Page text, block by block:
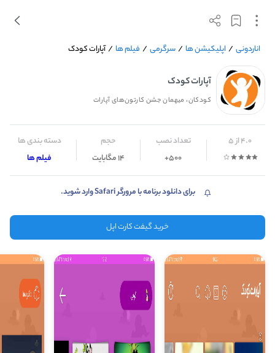
اناردونی / اپلیکیشن ها /سرگرمی / فیلم ها /آپارات کودک
آپارات کودک
کودکان، میهمان جشن کارتون‌های آپارات
4.0 از 5 تعداد نصب
500+
حجم
14 مگابایت
دسته بندی ها
فیلم ها
برای دانلود برنامه با مرورگر Safari وارد شوید.
خرید گیفت کارت اپل